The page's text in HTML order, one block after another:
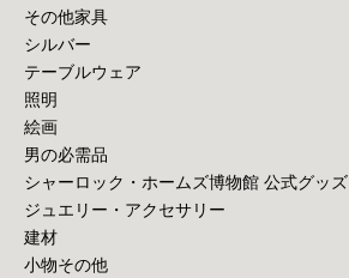
その他家具
シルバー
テーブルウェア
照明
絵画
男の必需品
シャーロック・ホームズ博物館 公式グッズ
ジュエリー・アクセサリー
建材
小物その他